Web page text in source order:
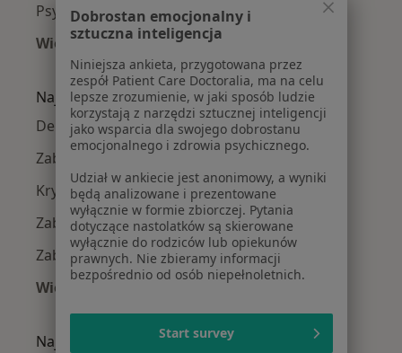
Psycholodzy Wilda
Więcej (3)
Więcej w kategorii: Psycholodzy w pobliżu
Najczęście leczone choroby
Depresja w Poznaniu
Zaburzenia lękowe w Poznaniu
Kryzys emocjonalny w Poznaniu
Zaburzenia emocjonalne w Poznaniu
Zaburzenia nastroju w Poznaniu
Więcej (15)
Najpopularniejsze ubezpieczenia
Dobrostan emocjonalny i
sztuczna inteligencja
Niniejsza ankieta, przygotowana przez
zespół Patient Care Doctoralia, ma na celu
lepsze zrozumienie, w jaki sposób ludzie
korzystają z narzędzi sztucznej inteligencji
jako wsparcia dla swojego dobrostanu
emocjonalnego i zdrowia psychicznego.
Udział w ankiecie jest anonimowy, a wyniki
będą analizowane i prezentowane
wyłącznie w formie zbiorczej. Pytania
dotyczące nastolatków są skierowane
wyłącznie do rodziców lub opiekunów
prawnych. Nie zbieramy informacji
bezpośrednio od osób niepełnoletnich.
Start survey